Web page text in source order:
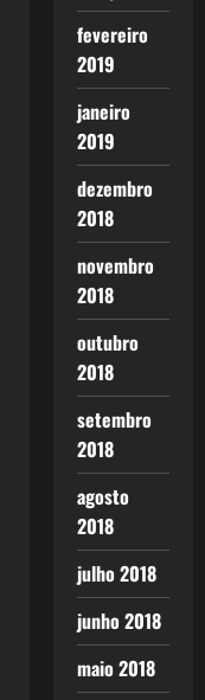
fevereiro
2019
janeiro
2019
dezembro
2018
novembro
2018
outubro
2018
setembro
2018
agosto
2018
julho 2018
junho 2018
maio 2018